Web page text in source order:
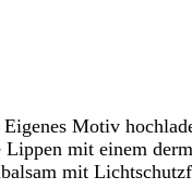
Eigenes Motiv
Lippen mit einem
mit